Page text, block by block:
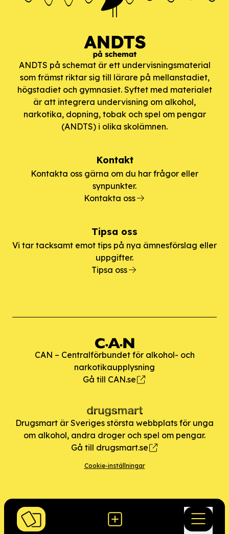
ANDTS på schemat är ett undervisningsmaterial
som främst riktar sig till lärare på mellanstadiet,
högstadiet och gymnasiet. Syftet med materialet
är att integrera undervisning om alkohol,
narkotika, dopning, tobak och spel om pengar
(ANDTS) i olika skolämnen.
Kontakt
Kontakta oss gärna om du har frågor eller
synpunkter.
Kontakta oss
Tipsa oss
Vi tar tacksamt emot tips på nya ämnesförslag eller
uppgifter.
Tipsa oss
CAN – Centralförbundet för alkohol- och
narkotikaupplysning
Gå till CAN.se
Drugsmart är Sveriges största webbplats för unga
om alkohol, andra droger och spel om pengar.
Gå till drugsmart.se
Cookie-inställningar